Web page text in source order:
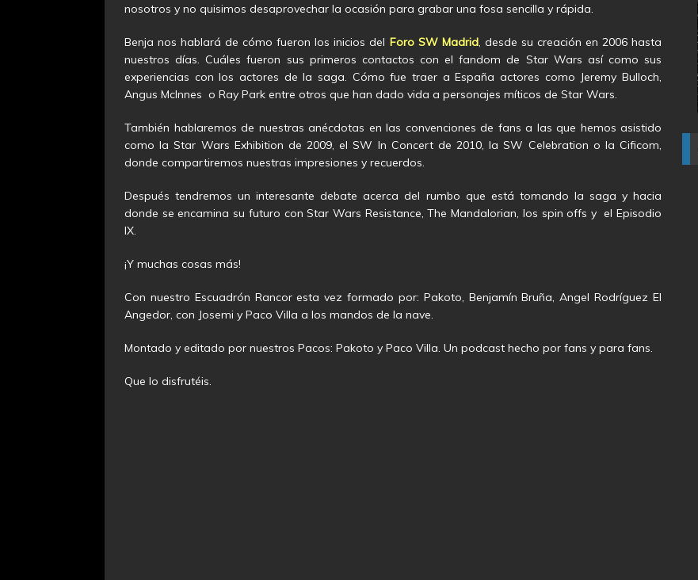
nosotros y no quisimos desaprovechar la ocasión para grabar una fosa sencilla y rápida.
Benja nos hablará de cómo fueron los inicios del Foro SW Madrid, desde su creación en 2006 hasta
nuestros días. Cuáles fueron sus primeros contactos con el fandom de Star Wars así como sus
experiencias con los actores de la saga. Cómo fue traer a España actores como Jeremy Bulloch,
Angus McInnes o Ray Park entre otros que han dado vida a personajes míticos de Star Wars.
También hablaremos de nuestras anécdotas en las convenciones de fans a las que hemos asistido
como la Star Wars Exhibition de 2009, el SW In Concert de 2010, la SW Celebration o la Cificom,
donde compartiremos nuestras impresiones y recuerdos.
Después tendremos un interesante debate acerca del rumbo que está tomando la saga y hacia
donde se encamina su futuro con Star Wars Resistance, The Mandalorian, los spin offs y el Episodio
IX.
¡Y muchas cosas más!
Con nuestro Escuadrón Rancor esta vez formado por: Pakoto, Benjamín Bruña, Angel Rodríguez El
Angedor, con Josemi y Paco Villa a los mandos de la nave.
Montado y editado por nuestros Pacos: Pakoto y Paco Villa. Un podcast hecho por fans y para fans.
Que lo disfrutéis.